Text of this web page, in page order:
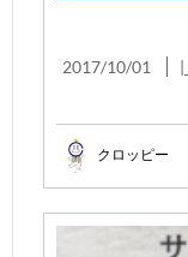
2017/10/01 |
クロッピー